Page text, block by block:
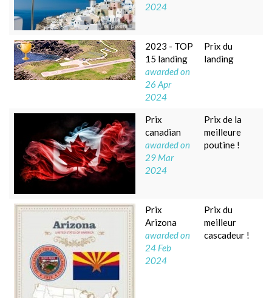
2024
2023 - TOP
15 landing
awarded on
26 Apr
2024
Prix du
landing
Prix
canadian
awarded on
29 Mar
2024
Prix de la
meilleure
poutine !
Prix
Arizona
awarded on
24 Feb
2024
Prix du
meilleur
cascadeur !